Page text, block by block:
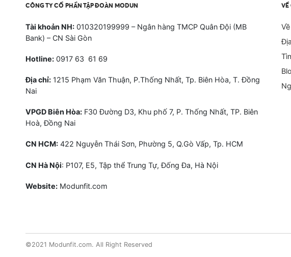
CÔNG TY CỔ PHẦN TẬP ĐOÀN MODUN
Tài khoản NH: 010320199999 – Ngân hàng TMCP Quân Đội (MB
Bank) – CN Sài Gòn
Hotline: 0917 63 61 69
Địa chỉ: 1215 Phạm Văn Thuận, P.Thống Nhất, Tp. Biên Hòa, T. Đồng
Nai
VPGD Biên Hòa: F30 Đường D3, Khu phố 7, P. Thống Nhất, TP. Biên
Hoà, Đồng Nai
CN HCM: 422 Nguyễn Thái Sơn, Phường 5, Q.Gò Vấp, Tp. HCM
CN Hà Nội: P107, E5, Tập thể Trung Tự, Đống Đa, Hà Nội
Website: Modunfit.com
VỀ
©2021 Modunfit.com. All Right Reserved